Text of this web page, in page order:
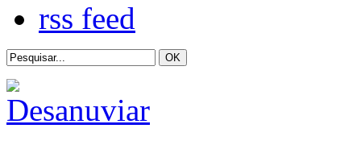
rss feed